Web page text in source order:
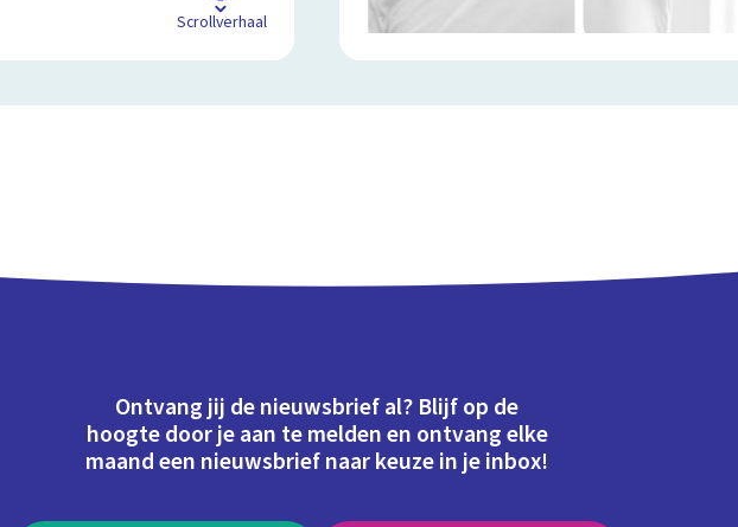
Scrollverhaal
Ontvang jij de nieuwsbrief al? Blijf op de
hoogte door je aan te melden en ontvang elke
maand een nieuwsbrief naar keuze in je inbox!